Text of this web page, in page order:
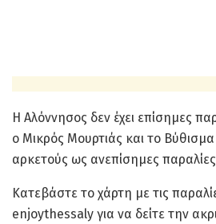
Η Αλόννησος δεν έχει επίσημες
ο Μικρός Μουρτιάς και το
αρκετούς ως ανεπίσημες
Κατεβάστε το χάρτη με τις
enjoythessaly για να δείτε την